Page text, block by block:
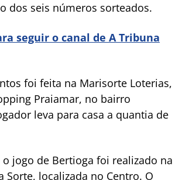
dos seis números sorteados.
seguir o canal de A Tribuna
foi feita na Marisorte Loterias,
Praiamar, no bairro
leva para casa a quantia de
jogo de Bertioga foi realizado na
Sorte, localizada no Centro. O